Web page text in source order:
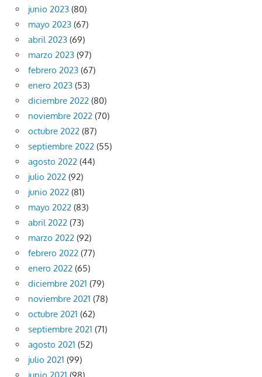
junio 2023 (80)
mayo 2023 (67)
abril 2023 (69)
marzo 2023 (97)
febrero 2023 (67)
enero 2023 (53)
diciembre 2022 (80)
noviembre 2022 (70)
octubre 2022 (87)
septiembre 2022 (55)
agosto 2022 (44)
julio 2022 (92)
junio 2022 (81)
mayo 2022 (83)
abril 2022 (73)
marzo 2022 (92)
febrero 2022 (77)
enero 2022 (65)
diciembre 2021 (79)
noviembre 2021 (78)
octubre 2021 (62)
septiembre 2021 (71)
agosto 2021 (52)
julio 2021 (99)